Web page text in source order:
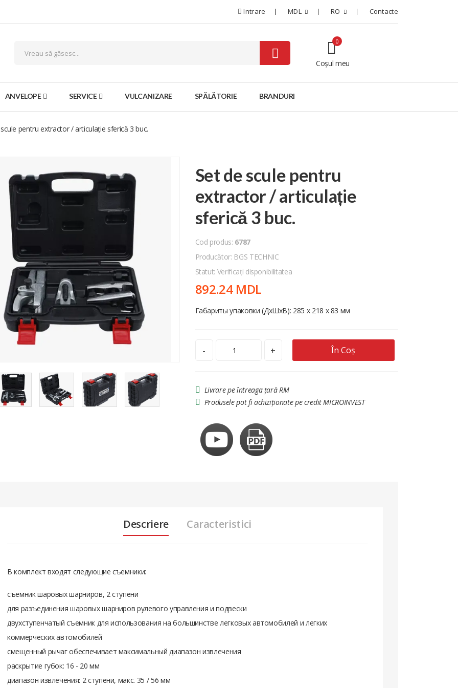
Intrare MDL RO Contacte
Coșul meu
0
ANVELOPE SERVICE VULCANIZARE SPĂLĂTORIE BRANDURI
pentru extractor / articulație sferică 3 buc.
Set de scule pentru
extractor / articulație
sferică 3 buc.
Cod produs: 6787
Producător: BGS TECHNIC
Statut: Verificați disponibilitatea
892.24 MDL
Габариты упаковки (ДхШхВ): 285 x 218 x 83 мм
- + În Coș
Livrare pe întreaga țară RM
Produsele pot fi achiziționate pe credit MICROINVEST
Descriere Caracteristici
В комплект входят следующие съемники:
съемник шаровых шарниров, 2 ступени
для разъединения шаровых шарниров рулевого управления и подвески
двухступенчатый съемник для использования на большинстве легковых автомобилей и легких
коммерческих автомобилей
смещенный рычаг обеспечивает максимальный диапазон извлечения
раскрытие губок: 16 - 20 мм
диапазон извлечения: 2 ступени, макс. 35 / 56 мм